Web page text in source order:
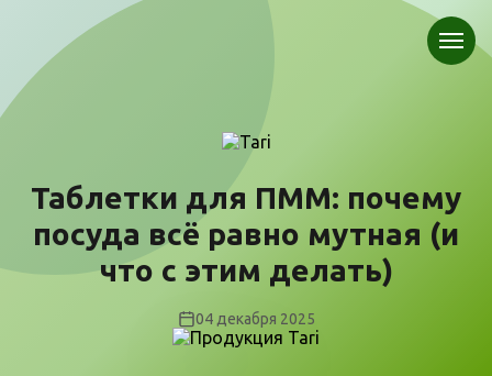
Таблетки для ПММ: почему
посуда всё равно мутная (и
что с этим делать)
04 декабря 2025